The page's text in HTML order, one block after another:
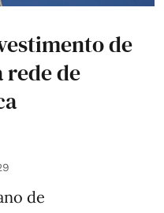
de
rede de
de